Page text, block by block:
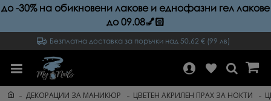
до -30% на обикновени лакове и еднофазни гел лакове
до 09.08💅🏻
Безплатна доставка за поръчки над 50.62 € (99 лв)
ДЕКОРАЦИИ ЗА МАНИКЮР ЦВЕТЕН АКРИЛЕН ПРАХ ЗА НОКТИ